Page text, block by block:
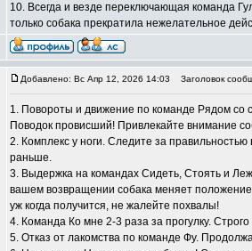
10. Всегда и везде переключающая команда
только собака прекратила нежелательное
Добавлено: Вс Апр 12, 2026 14:03 Заголовок
1. Повороты и движение по команде Рядом со
Поводок провисший! Привлекайте внимание
2. Комплекс у ноги. Следите за
раньше.
3. Выдержка на командах Сидеть, Стоять и
вашем возвращении собака меняет
уж когда получится, не жалейте похвалы!
4. Команда Ко мне 2-3 раза за прогулку.
5. Отказ от лакомства по команде Фу.